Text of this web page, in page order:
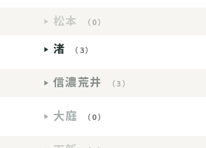
松本 （0）
渚 （3）
信濃荒井 （3）
大庭 （0）